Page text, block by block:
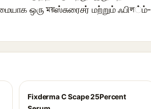
ஒரு ময়ஸ்சுரைசர் மற்றும் ஃபிল்ம்-
Fixderma C Scape 25Percent